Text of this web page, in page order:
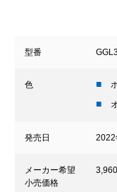
型番
色
発売日 2022
メーカー希望
小売価格